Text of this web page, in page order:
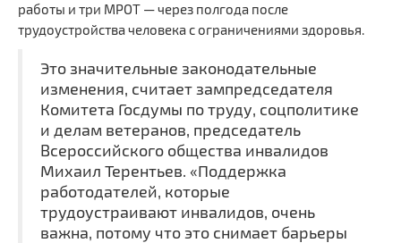
работы и три МРОТ — через полгода после
трудоустройства человека с ограничениями здоровья.
Это значительные законодательные
изменения, считает зампредседателя
Комитета Госдумы по труду, соцполитике
и делам ветеранов, председатель
Всероссийского общества инвалидов
Михаил Терентьев. «Поддержка
работодателей, которые
трудоустраивают инвалидов, очень
важна, потому что это снимает барьеры